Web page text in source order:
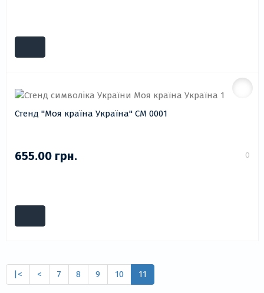
Стенд "Моя країна Україна" СМ 0001
655.00 грн. 0
|< < 7 8 9 10 11